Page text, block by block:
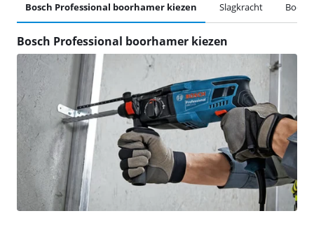
Bosch Professional boorhamer kiezen Slagkracht
Bosch Professional boorhamer kiezen